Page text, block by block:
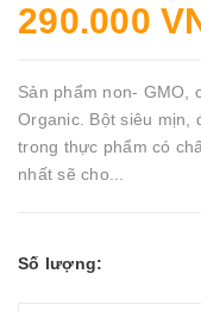
290.000
Sản phẩm non- GMO,
Organic. Bột siêu mịn,
trong thực phẩm có
nhất sẽ cho...
Số lượng: